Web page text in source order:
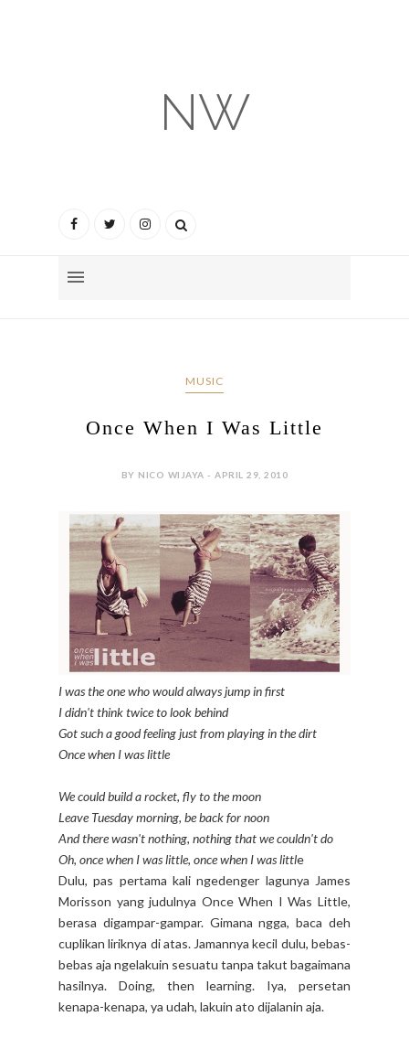
NW
MUSIC
Once When I Was Little
BY NICO WIJAYA - APRIL 29, 2010
I was the one who would always jump in first
I didn't think twice to look behind
Got such a good feeling just from playing in the dirt
Once when I was little
We could build a rocket, fly to the moon
Leave Tuesday morning, be back for noon
And there wasn't nothing, nothing that we couldn't do
Oh, once when I was little, once when I was little
Dulu, pas pertama kali ngedenger lagunya James
Morisson yang judulnya Once When I Was Little,
berasa digampar-gampar. Gimana ngga, baca deh
cuplikan liriknya di atas. Jamannya kecil dulu, bebas-
bebas aja ngelakuin sesuatu tanpa takut bagaimana
hasilnya. Doing, then learning. Iya, persetan
kenapa-kenapa, ya udah, lakuin ato dijalanin aja.